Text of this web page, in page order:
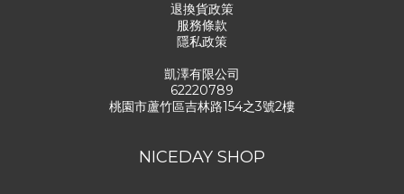
退換貨政策
服務條款
隱私政策
凱澤有限公司
62220789
桃園市蘆竹區吉林路154之3號2樓
NICEDAY SHOP